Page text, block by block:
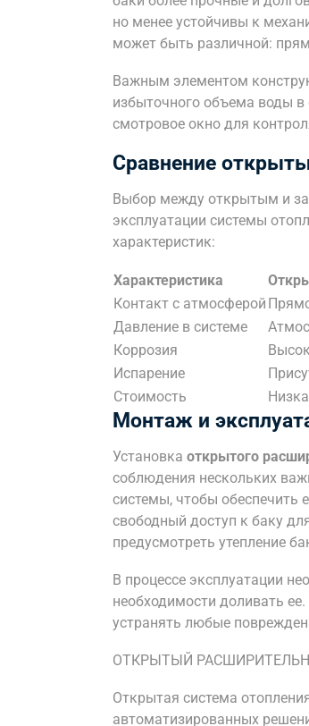
но менее устойчивы к
может быть различной:
Важным элементом
избыточного объема воды в
смотровое окно для
Сравнение
Выбор между открытым и
эксплуатации системы
характеристик:
Характеристика
Контакт с атмосферой
Давление в системе
Коррозия
Испарение
Стоимость
Монтаж и
Установка открытого
соблюдения нескольких
системы, чтобы обеспечить
свободный доступ к баку
предусмотреть утепление
В процессе эксплуатации
необходимости доливать
устранять любые
ОТКРЫТЫЙ
Открытая система
автоматизированных